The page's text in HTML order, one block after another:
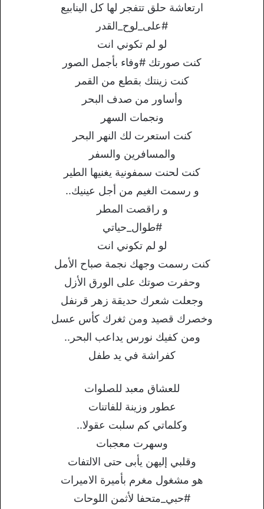
ارتعاشة حلق تتفجر لها كل الينابيع
#على_لوح_القدر
لو لم تكوني انت
كنت صورتك #وفاء بأجمل الصور
كنت زينتك بقطع من القمر
وأساور من صدف البحر
ونجمات السهر
كنت استعرت لك النهر البحر
والمسافرين والسفر
كنت لحنت سمفونية يغنيها الطير
و رسمت الغيم من أجل عينيك..
و راقصت المطر
#طوال_حياتي
لو لم تكوني انت
كنت رسمت وجهك نجمة صباح الأمل
وحفرت صوتك على الورق الأزل
وجعلت شعرك حديقة زهر قرنفل
وخصرك قصيد ومن ثغرك كأس عسل
ومن كفيك نورس يداعب البحر..
كفراشة في يد طفل
للعشاق معبد للصلوات
عطور وزينة للفاتنات
وكلماتي كم سلبت عقولا..
وسهرت معجبات
وقلبي إليهن يأبى حتى الالتفات
هو مشغول مغرم بأميرة الاميرات
#حبي_متحفا لأثمن اللوحات